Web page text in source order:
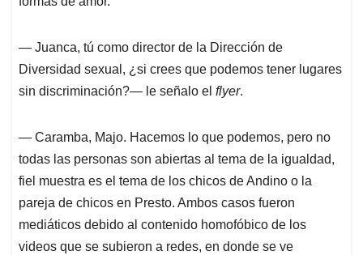
― Juanca, tú como director de la Dirección de
Diversidad sexual, ¿si crees que podemos tener lugares
sin discriminación?― le señalo el flyer.
― Caramba, Majo. Hacemos lo que podemos, pero no
todas las personas son abiertas al tema de la igualdad,
fiel muestra es el tema de los chicos de Andino o la
pareja de chicos en Presto. Ambos casos fueron
mediáticos debido al contenido homofóbico de los
videos que se subieron a redes, en donde se ve